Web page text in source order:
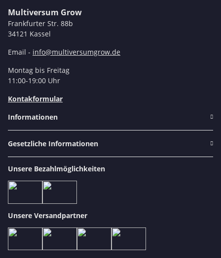
Multiversum Grow
Frankfurter Str. 88b
34121 Kassel
Email - info@multiversumgrow.de
Montag bis Freitag
11:00-19:00 Uhr
Kontakformular
Informationen
Gesetzliche Informationen
Unsere Bezahlmöglichkeiten
Unsere Versandpartner